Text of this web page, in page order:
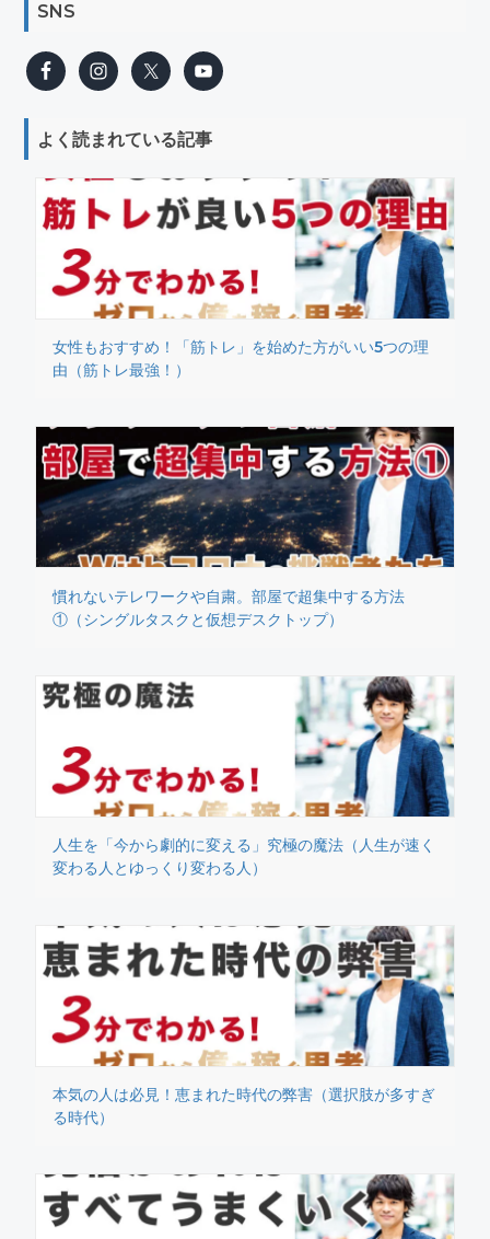
SNS
よく読まれている記事
女性もおすすめ！「筋トレ」を始めた方がいい5つの理
由（筋トレ最強！）
慣れないテレワークや自粛。部屋で超集中する方法
①（シングルタスクと仮想デスクトップ）
人生を「今から劇的に変える」究極の魔法（人生が速く
変わる人とゆっくり変わる人）
本気の人は必見！恵まれた時代の弊害（選択肢が多すぎ
る時代）